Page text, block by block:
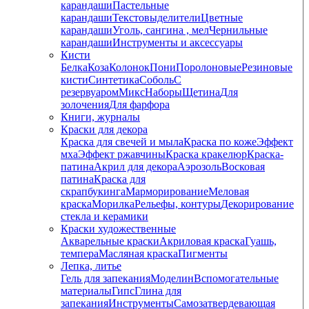
карандашиПастельные
карандашиТекстовыделителиЦветные
карандашиУголь, сангина , мелЧернильные
карандашиИнструменты и аксессуары
Кисти
БелкаКозаКолонокПониПоролоновыеРезиновые
кистиСинтетикаСобольС
резервуаромМиксНаборыЩетинаДля
золоченияДля фарфора
Книги, журналы
Краски для декора
Краска для свечей и мылаКраска по кожеЭффект
мхаЭффект ржавчиныКраска кракелюрКраска-
патинаАкрил для декораАэрозольВосковая
патинаКраска для
скрапбукингаМарморированиеМеловая
краскаМорилкаРельефы, контурыДекорирование
стекла и керамики
Краски художественные
Акварельные краскиАкриловая краскаГуашь,
темпераМасляная краскаПигменты
Лепка, литье
Гель для запеканияМоделинВспомогательные
материалыГипсГлина для
запеканияИнструментыСамозатвердевающая